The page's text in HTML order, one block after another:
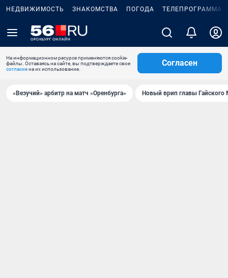
НЕДВИЖИМОСТЬ ЗНАКОМСТВА ПОГОДА ТЕЛЕПРОГРАММА
На информационном ресурсе применяются cookie-
файлы. Оставаясь на сайте, вы подтверждаете свое
согласиена их использование.
Согласен
«Везучий» арбитр на матч «Оренбурга» Новый врип главы Гайского